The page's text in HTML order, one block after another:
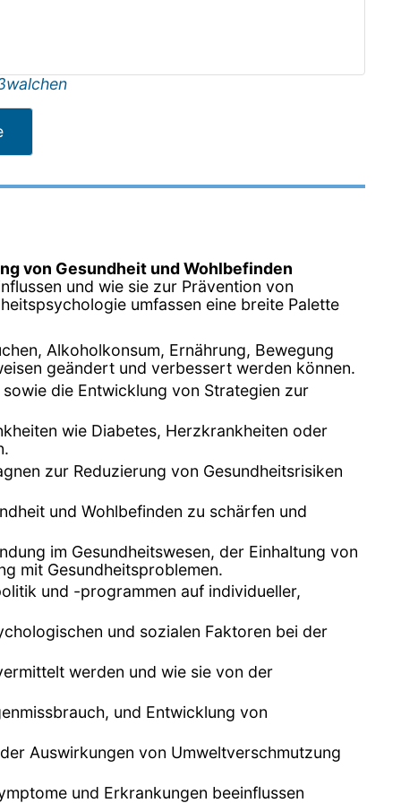
von Gesundheit und Wohlbefinden
und wie sie zur Prävention von
umfassen eine breite Palette
Alkoholkonsum, Ernährung, Bewegung
geändert und verbessert werden können.
die Entwicklung von Strategien zur
wie Diabetes, Herzkrankheiten oder
zur Reduzierung von Gesundheitsrisiken
und Wohlbefinden zu schärfen und
im Gesundheitswesen, der Einhaltung von
mit Gesundheitsproblemen.
und -programmen auf individueller,
und sozialen Faktoren bei der
werden und wie sie von der
und Entwicklung von
Auswirkungen von Umweltverschmutzung
und Erkrankungen beeinflussen